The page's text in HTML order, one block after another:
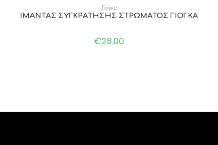
ADD TO CART
Γιόγκα
ΙΜΑΝΤΑΣ ΣΥΓΚΡΑΤΗΣΗΣ ΣΤΡΩΜΑΤΟΣ ΓΙΟΓΚΑ
€28.00